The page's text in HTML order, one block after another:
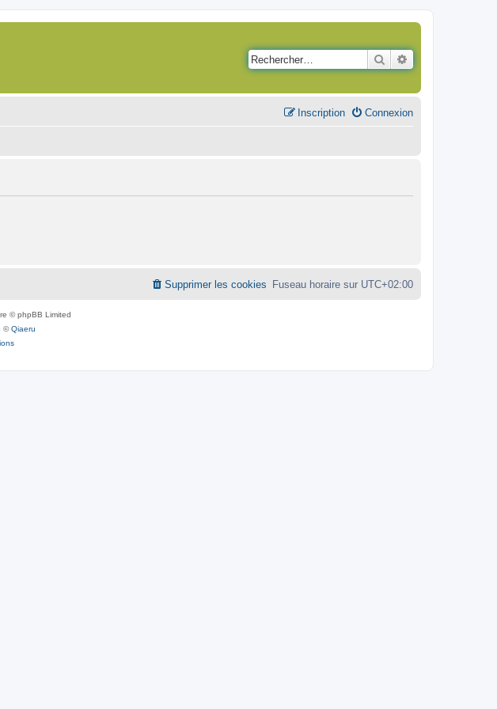
Rechercher
Connexion
Inscription
Fuseau horaire sur UTC+02:00
Supprimer les cookies
© phpBB Limited
©Qiaeru